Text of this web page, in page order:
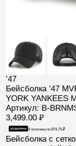
’47
Бейсболка ’47
YORK YANKEES
Артикул: B-
3,499.00 ₽
4 платежа по 874.75 ₽
Бейсболка с